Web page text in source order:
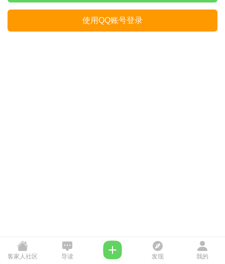
使用QQ账号登录
客家人社区 导读 发现 我的